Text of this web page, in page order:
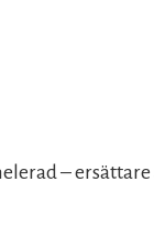
– ersättare